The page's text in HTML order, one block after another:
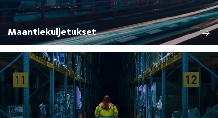
Maantiekuljetukset